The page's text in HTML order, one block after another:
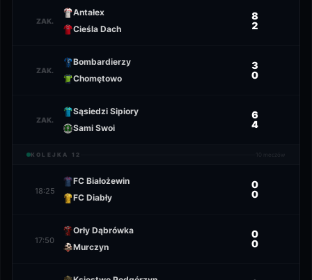
ZAK.
Antałex
Cieśla Dach
8
2
ZAK.
Bombardierzy
Chomętowo
3
0
ZAK.
Sąsiedzi Sipiory
Sami Swoi
6
4
KOLEJKA 12 meczów
18:25
FC Białożewin
FC Diabły
0
0
17:50
Orły Dąbrówka
Murczyn
0
0